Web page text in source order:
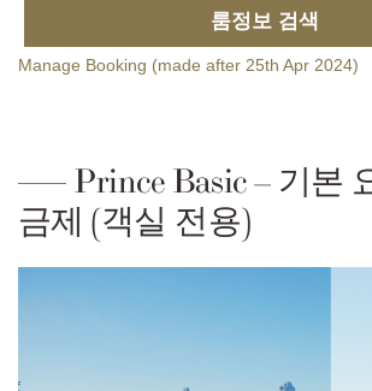
룸정보 검색
Manage Booking (made after 25th Apr 2024)
Prince Basic – 기본
금제 (객실 전용)